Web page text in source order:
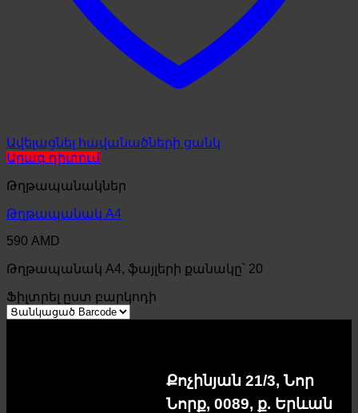
Ավելացնել հավանածների ցանկ
Արագ դիտում
Թղթապանակներ
Թղթապանակ A4
590 AMD
Թղթապանակ А4, ֆայլերի քանակը՝ 20
Ֆիլտրել ըստ բարկոդի
Քոչինյան 21/3, Նոր
Նորք, 0089, ք. Երևան